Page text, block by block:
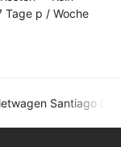
p / Woche
Santiago Del